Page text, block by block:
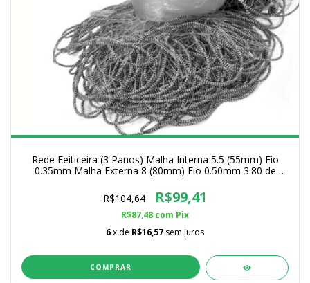
Rede Feiticeira (3 Panos) Malha Interna 5.5 (55mm) Fio
0.35mm Malha Externa 8 (80mm) Fio 0.50mm 3.80 de
R$104,64
R$99,41
R$87,48 com Pix
6x de R$16,57 sem juros
COMPRAR